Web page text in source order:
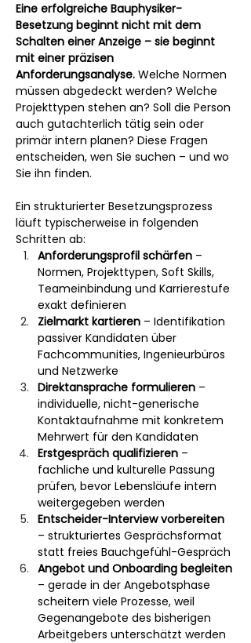
Eine erfolgreiche Bauphysiker-
Besetzung beginnt nicht mit dem
Schalten einer Anzeige – sie beginnt
mit einer präzisen
Anforderungsanalyse. Welche Normen
müssen abgedeckt werden? Welche
Projekttypen stehen an? Soll die Person
auch gutachterlich tätig sein oder
primär intern planen? Diese Fragen
entscheiden, wen Sie suchen – und wo
Sie ihn finden.
Ein strukturierter Besetzungsprozess
läuft typischerweise in folgenden
Schritten ab:
Anforderungsprofil schärfen –
Normen, Projekttypen, Soft Skills,
Teameinbindung und Karrierestufe
exakt definieren
Zielmarkt kartieren – Identifikation
passiver Kandidaten über
Fachcommunities, Ingenieurbüros
und Netzwerke
Direktansprache formulieren –
individuelle, nicht-generische
Kontaktaufnahme mit konkretem
Mehrwert für den Kandidaten
Erstgespräch qualifizieren –
fachliche und kulturelle Passung
prüfen, bevor Lebensläufe intern
weitergegeben werden
Entscheider-Interview vorbereiten
– strukturiertes Gesprächsformat
statt freies Bauchgefühl-Gespräch
Angebot und Onboarding begleiten
– gerade in der Angebotsphase
scheitern viele Prozesse, weil
Gegenangebote des bisherigen
Arbeitgebers unterschätzt werden